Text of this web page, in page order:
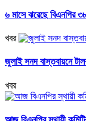
৬ মাসে ঝরেছে বিএনপির ৩৮
খবর
জুলাই সনদ বাস্তবায়নে
খবর